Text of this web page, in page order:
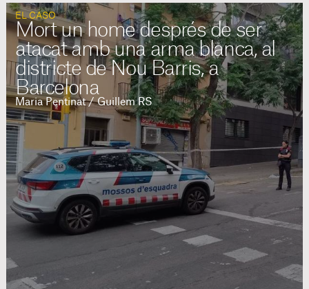
EL CASO
Mort un home després de ser
atacat amb una arma blanca, al
districte de Nou Barris, a
Barcelona
Maria Pentinat / Guillem RS